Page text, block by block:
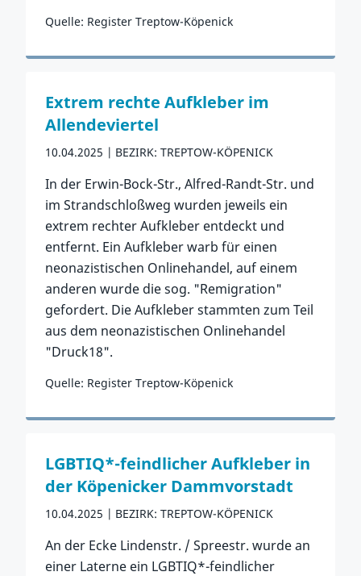
Quelle: Register Treptow-Köpenick
Zum Vorfall
Extrem rechte Aufkleber im
Allendeviertel
10.04.2025 BEZIRK: TREPTOW-KÖPENICK
In der Erwin-Bock-Str., Alfred-Randt-Str. und
im Strandschloßweg wurden jeweils ein
extrem rechter Aufkleber entdeckt und
entfernt. Ein Aufkleber warb für einen
neonazistischen Onlinehandel, auf einem
anderen wurde die sog. "Remigration"
gefordert. Die Aufkleber stammten zum Teil
aus dem neonazistischen Onlinehandel
"Druck18".
Quelle: Register Treptow-Köpenick
Zum Vorfall
LGBTIQ*-feindlicher Aufkleber in
der Köpenicker Dammvorstadt
10.04.2025 BEZIRK: TREPTOW-KÖPENICK
An der Ecke Lindenstr. / Spreestr. wurde an
einer Laterne ein LGBTIQ*-feindlicher